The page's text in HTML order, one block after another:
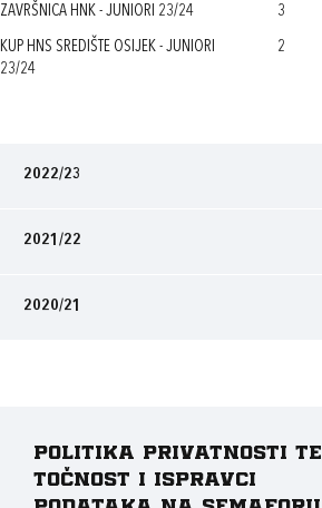
ZAVRŠNICA HNK - JUNIORI 23/24 3
KUP HNS SREDIŠTE OSIJEK - JUNIORI
23/24
2
2022/23
2021/22
2020/21
Politika privatnosti te
točnost i ispravci